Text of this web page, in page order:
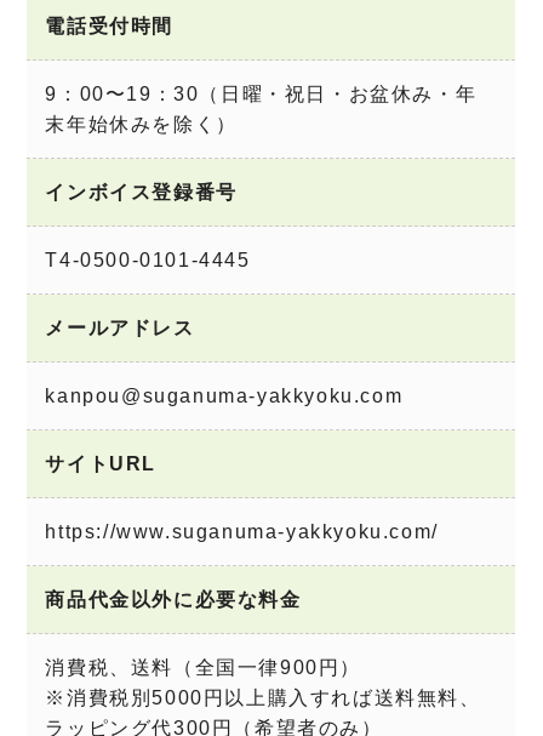
電話受付時間
9：00〜19：30（日曜・祝日・お盆休み・年
末年始休みを除く）
インボイス登録番号
T4-0500-0101-4445
メールアドレス
kanpou@suganuma-yakkyoku.com
サイトURL
https://www.suganuma-yakkyoku.com/
商品代金以外に必要な料金
消費税、送料（全国一律900円）
※消費税別5000円以上購入すれば送料無料、
ラッピング代300円（希望者のみ）